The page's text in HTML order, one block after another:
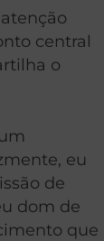
central
o
eu
de
dom de
que